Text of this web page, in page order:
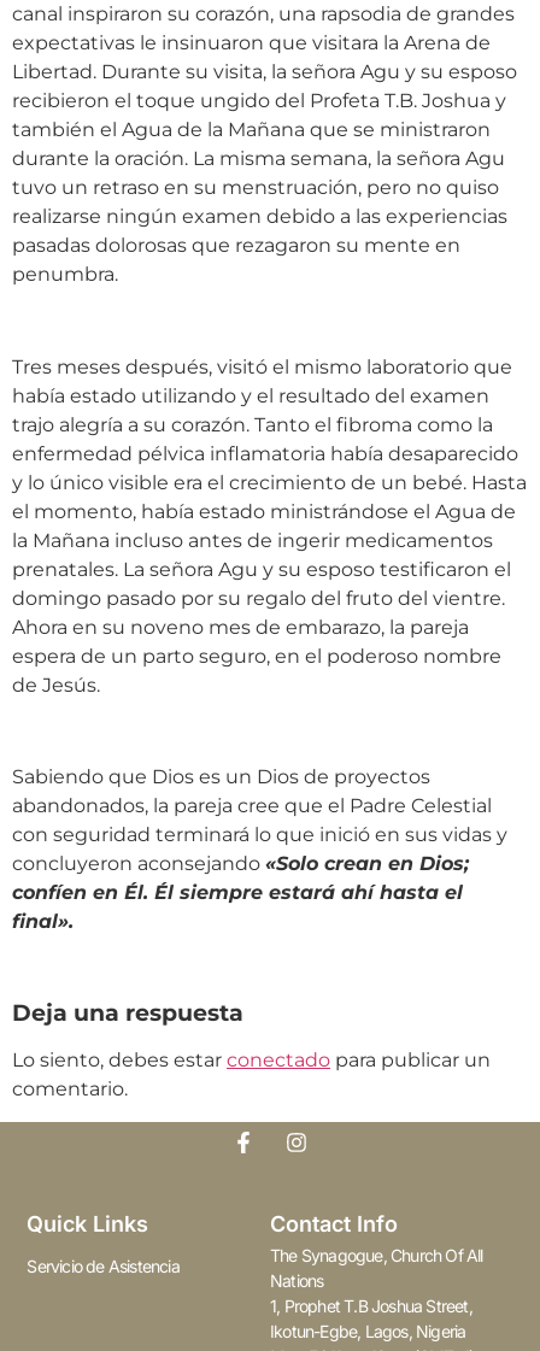
canal inspiraron su corazón, una rapsodia de grandes
expectativas le insinuaron que visitara la Arena de
Libertad. Durante su visita, la señora Agu y su esposo
recibieron el toque ungido del Profeta T.B. Joshua y
también el Agua de la Mañana que se ministraron
durante la oración. La misma semana, la señora Agu
tuvo un retraso en su menstruación, pero no quiso
realizarse ningún examen debido a las experiencias
pasadas dolorosas que rezagaron su mente en
penumbra.
Tres meses después, visitó el mismo laboratorio que
había estado utilizando y el resultado del examen
trajo alegría a su corazón. Tanto el fibroma como la
enfermedad pélvica inflamatoria había desaparecido
y lo único visible era el crecimiento de un bebé. Hasta
el momento, había estado ministrándose el Agua de
la Mañana incluso antes de ingerir medicamentos
prenatales. La señora Agu y su esposo testificaron el
domingo pasado por su regalo del fruto del vientre.
Ahora en su noveno mes de embarazo, la pareja
espera de un parto seguro, en el poderoso nombre
de Jesús.
Sabiendo que Dios es un Dios de proyectos
abandonados, la pareja cree que el Padre Celestial
con seguridad terminará lo que inició en sus vidas y
concluyeron aconsejando «Solo crean en Dios;
confíen en Él. Él siempre estará ahí hasta el
final».
Deja una respuesta
Lo siento, debes estar conectado para publicar un
comentario.
Quick Links
Servicio de Asistencia
Contact Info
The Synagogue, Church Of All
Nations
1, Prophet T.B Joshua Street,
Ikotun-Egbe, Lagos, Nigeria